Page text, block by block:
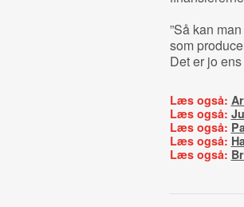
”Så kan
som
Det er jo ens
Læs også:
Læs også:
Læs også:
Læs også:
Læs også: